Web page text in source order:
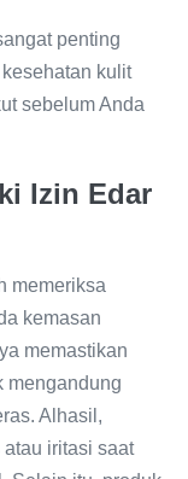
penting
kulit
sebelum Anda
Izin Edar
memeriksa
kemasan
memastikan
mengandung
Alhasil,
iritasi saat